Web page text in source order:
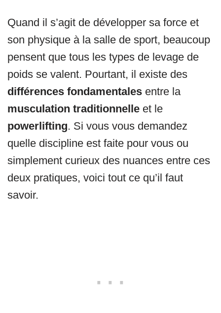
Quand il s’agit de développer sa force et
son physique à la salle de sport, beaucoup
pensent que tous les types de levage de
poids se valent. Pourtant, il existe des
différences fondamentales entre la
musculation traditionnelle et le
powerlifting. Si vous vous demandez
quelle discipline est faite pour vous ou
simplement curieux des nuances entre ces
deux pratiques, voici tout ce qu’il faut
savoir.